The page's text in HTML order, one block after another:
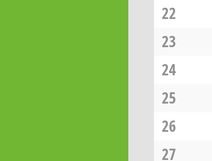
22
23
24
25
26
27